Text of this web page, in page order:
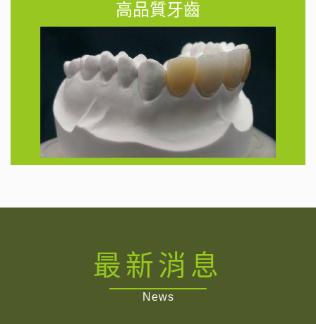
高品質牙齒
最新消息
News